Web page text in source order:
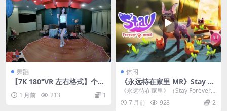
舞蹈
【7K 180°VR 左右格式】个人
1 月前 213 1
休闲
《永远待在家里 MR》Stay F
orever Home v1.4.1.30100
《永远待在家里》（Stay Forever
Home）混合现实（MR）宠物模拟
游...7 月前 928 2